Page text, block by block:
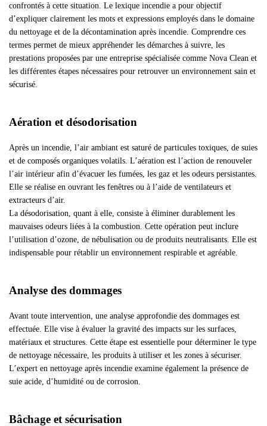
confrontés à cette situation. Le lexique incendie a pour objectif
d’expliquer clairement les mots et expressions employés dans le domaine
du nettoyage et de la décontamination après incendie. Comprendre ces
termes permet de mieux appréhender les démarches à suivre, les
prestations proposées par une entreprise spécialisée comme Nova Clean et
les différentes étapes nécessaires pour retrouver un environnement sain et
sécurisé.
Aération et désodorisation
Après un incendie, l’air ambiant est saturé de particules toxiques, de suies
et de composés organiques volatils. L’aération est l’action de renouveler
l’air intérieur afin d’évacuer les fumées, les gaz et les odeurs persistantes.
Elle se réalise en ouvrant les fenêtres ou à l’aide de ventilateurs et
extracteurs d’air.
La désodorisation, quant à elle, consiste à éliminer durablement les
mauvaises odeurs liées à la combustion. Cette opération peut inclure
l’utilisation d’ozone, de nébulisation ou de produits neutralisants. Elle est
indispensable pour rétablir un environnement respirable et agréable.
Analyse des dommages
Avant toute intervention, une analyse approfondie des dommages est
effectuée. Elle vise à évaluer la gravité des impacts sur les surfaces,
matériaux et structures. Cette étape est essentielle pour déterminer le type
de nettoyage nécessaire, les produits à utiliser et les zones à sécuriser.
L’expert en nettoyage après incendie examine également la présence de
suie acide, d’humidité ou de corrosion.
Bâchage et sécurisation